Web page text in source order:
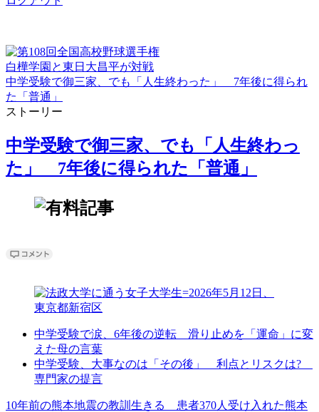
白樺学園と東日大昌平が対戦
中学受験で御三家、でも「人生終わった」 7年後に得られ
た「普通」
ストーリー
中学受験で御三家、でも「人生終わっ
た」 7年後に得られた「普通」
中学受験で涙、6年後の逆転 滑り止めを「運命」に変
えた母の言葉
中学受験、大事なのは「その後」 利点とリスクは?
専門家の提言
10年前の熊本地震の教訓生きる 患者370人受け入れた熊本